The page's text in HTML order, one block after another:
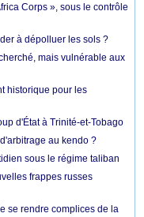
Corps », sous le contrôle
à dépolluer les sols ?
mais vulnérable aux
historique pour les
d'État à Trinité-et-Tobago
au kendo ?
sous le régime taliban
frappes russes
se rendre complices de la